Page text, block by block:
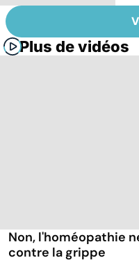
Plus de vidéos
Non, l'homéopathie
contre la grippe